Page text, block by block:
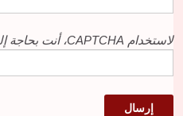
لاستخدام CAPTCHA، أنت بحاجة إلى تثبيت إضافة